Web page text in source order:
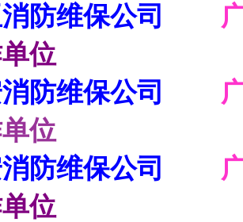
防维保公司
广
位
消防维保公司
位
消防维保公司
位